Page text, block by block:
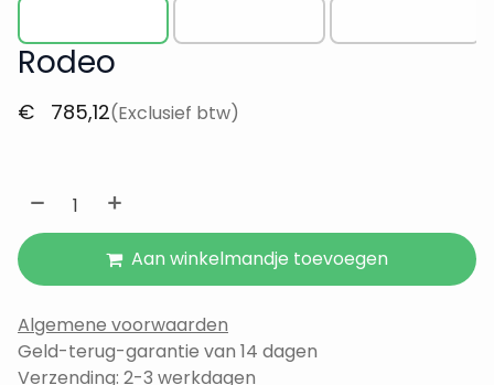
Rodeo
€ 785,12(Exclusief btw)
Aan winkelmandje toevoegen
Algemene voorwaarden
Geld-terug-garantie van 14 dagen
Verzending: 2-3 werkdagen